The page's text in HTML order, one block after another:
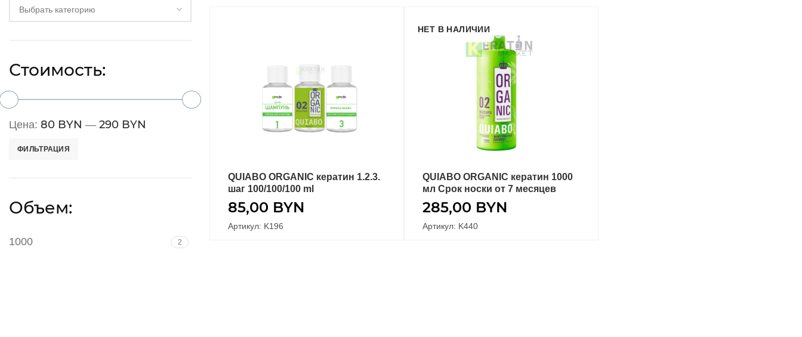
Выбрать категорию
Стоимость:
ФИЛЬТРАЦИЯ
Цена: 80 BYN — 290 BYN
Объем:
1000 2
В КОРЗИНУ
QUIABO ORGANIC кератин 1.2.3.
шаг 100/100/100 ml
85,00 BYN
Артикул: K196
НЕТ В НАЛИЧИИ
ПОДРОБНЕЕ
QUIABO ORGANIC кератин 1000
мл Срок носки от 7 месяцев
285,00 BYN
Артикул: K440